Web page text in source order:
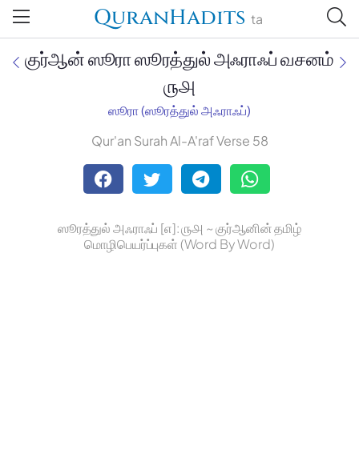
QuranHadits ta
Jan Trust Foundation
Mufti Omar Sheriff Qasimi,
குர்ஆன் ஸூரா ஸூரத்துல் அஃராஃப் வசனம்
௫௮
ஸூரா (ஸூரத்துல் அஃராஃப்)
Qur'an Surah Al-A'raf Verse 58
ஸூரத்துல் அஃராஃப் [௭]: ௫௮ ~ குர்ஆனின் தமிழ்
மொழிபெயர்ப்புகள் (Word By Word)